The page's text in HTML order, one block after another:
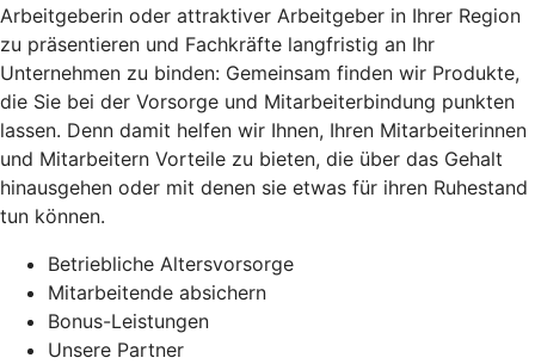
Arbeitgeberin oder attraktiver Arbeitgeber in Ihrer Region
zu präsentieren und Fachkräfte langfristig an Ihr
Unternehmen zu binden: Gemeinsam finden wir Produkte,
die Sie bei der Vorsorge und Mitarbeiterbindung punkten
lassen. Denn damit helfen wir Ihnen, Ihren Mitarbeiterinnen
und Mitarbeitern Vorteile zu bieten, die über das Gehalt
hinausgehen oder mit denen sie etwas für ihren Ruhestand
tun können.
Betriebliche Altersvorsorge
Mitarbeitende absichern
Bonus-Leistungen
Unsere Partner